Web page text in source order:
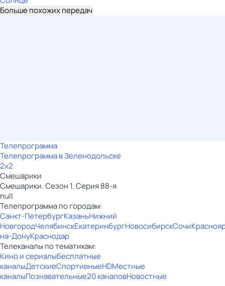
Больше похожих передач
Телепрограмма
Телепрограмма в Зеленодольске
2x2
Смешарики
Смешарики. Сезон 1. Серия 88-я
null
Телепрограмма по городам:
Санкт-ПетербургКазаньНижний
НовгородЧелябинскЕкатеринбургНовосибирскСочи
на-ДонуКраснодар
Телеканалы по тематикам:
Кино и сериалыБесплатные
каналыДетскиеСпортивныеHDМестные
каналыПознавательные20 каналовНовостные